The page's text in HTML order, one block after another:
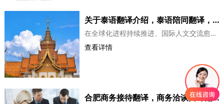
关于泰语翻译介绍，泰语陪同翻译，合肥翻译公司
在全球化进程持续推进、国际人文交流愈发密切的当下，跨境旅游成为大众休闲与文化体验的重要方式，陪同翻译的市场需求也随之水涨船高。泰国作为全球热门旅游目的地，凭借独特的热带风光、深厚的佛教文化、丰富的美食体系和完善的旅游配套，常年吸引着海量境外游客，泰语陪同翻译这一职业也由此成为连接境外游客与泰国本地的...
查看详情
合肥商务接待翻译，商务洽谈口译翻译介绍